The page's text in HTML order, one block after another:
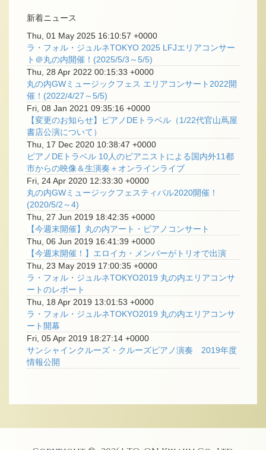
新着ニュース
Thu, 01 May 2025 16:10:57 +0000
ラ・フォル・ジュルネTOKYO 2025 LFJエリアコンサー
ト＠丸の内開催！(2025/5/3～5/5)
Thu, 28 Apr 2022 00:15:33 +0000
丸の内GWミュージックフェス エリアコンサート2022開
催！(2022/4/27～5/5)
Fri, 08 Jan 2021 09:35:16 +0000
【変更のお知らせ】ピアノDEトラベル（1/22代官山蔦屋
書店公演について）
Thu, 17 Dec 2020 10:38:47 +0000
ピアノDEトラベル 10人のピアニストによる国内外11都
市からの映像＆生演奏＋オンラインライブ
Fri, 24 Apr 2020 12:33:30 +0000
丸の内GWミュージックフェスティバル2020開催！
(2020/5/2～4)
Thu, 27 Jun 2019 18:42:35 +0000
【今週末開催】丸の内アート・ピアノコンサート
Thu, 06 Jun 2019 16:41:39 +0000
【今週末開催！】エロイカ・メンバーがトリオで出演
Thu, 23 May 2019 17:00:35 +0000
ラ・フォル・ジュルネTOKYO2019 丸の内エリアコンサ
ートのレポート
Thu, 18 Apr 2019 13:01:53 +0000
ラ・フォル・ジュルネTOKYO2019 丸の内エリアコンサ
ート開幕
Fri, 05 Apr 2019 18:27:14 +0000
サンシャインクルーズ・クルーズピアノ演奏 2019年度
情報公開